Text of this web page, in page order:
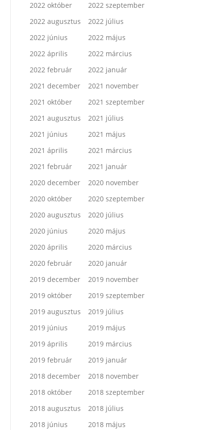
2022 október
2022 szeptember
2022 augusztus
2022 július
2022 június
2022 május
2022 április
2022 március
2022 február
2022 január
2021 december
2021 november
2021 október
2021 szeptember
2021 augusztus
2021 július
2021 június
2021 május
2021 április
2021 március
2021 február
2021 január
2020 december
2020 november
2020 október
2020 szeptember
2020 augusztus
2020 július
2020 június
2020 május
2020 április
2020 március
2020 február
2020 január
2019 december
2019 november
2019 október
2019 szeptember
2019 augusztus
2019 július
2019 június
2019 május
2019 április
2019 március
2019 február
2019 január
2018 december
2018 november
2018 október
2018 szeptember
2018 augusztus
2018 július
2018 június
2018 május